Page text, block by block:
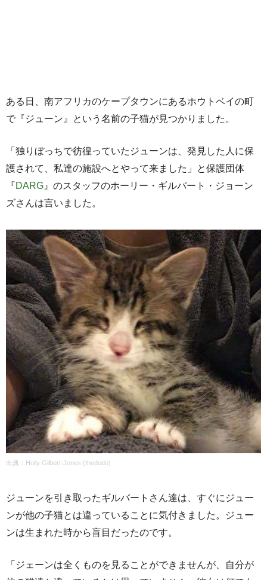
ある日、南アフリカのケープタウンにあるホウトベイの町
で『ジューン』という名前の子猫が見つかりました。
「独りぼっちで彷徨っていたジューンは、発見した人に保
護されて、私達の施設へとやって来ました」と保護団体
『DARG 』のスタッフのホーリー・ギルバート・ジョーン
ズさんは言いました。
出典：Holly Gilbert-Jones (thedodo)
ジューンを引き取ったギルバートさん達は、すぐにジュー
ンが他の子猫とは違っていることに気付きました。ジュー
ンは生まれた時から盲目だったのです。
「ジェーンは全くものを見ることができませんが、自分が